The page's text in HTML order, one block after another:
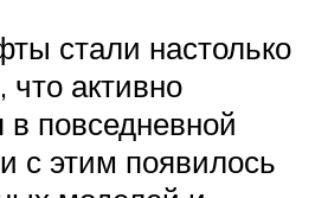
стали настолько
активно
в повседневной
с этим появилось